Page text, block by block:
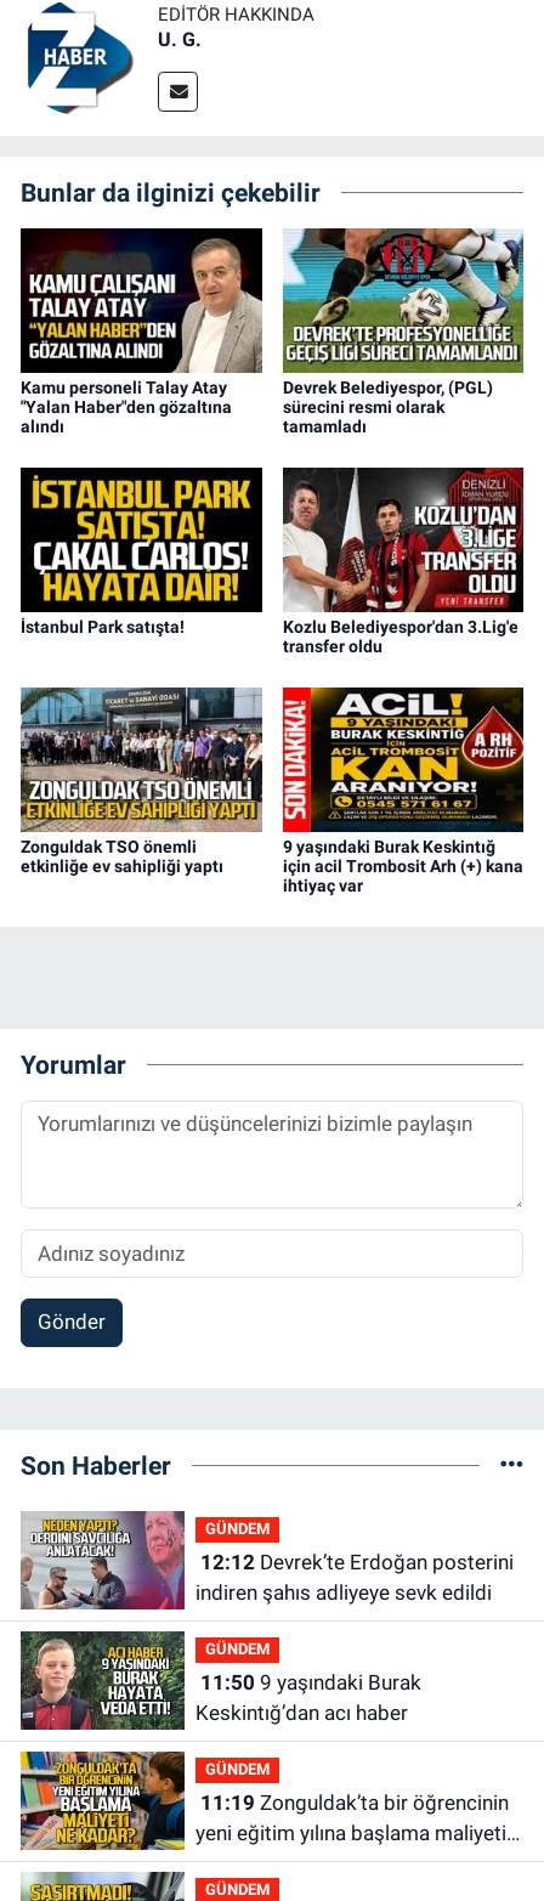
EDITÖR HAKKINDA
U. G.
Bunlar da ilginizi çekebilir
Kamu personeli Talay Atay
"Yalan Haber"den gözaltına
alındı
Devrek Belediyespor, (PGL)
sürecini resmi olarak
tamamladı
İstanbul Park satışta!
Kozlu Belediyespor'dan 3.Lig'e
transfer oldu
Zonguldak TSO önemli
etkinliğe ev sahipliği yaptı
9 yaşındaki Burak Keskintığ
için acil Trombosit Arh (+) kana
ihtiyaç var
Yorumlar
Gönder
Son Haberler
GÜNDEM
12:12Devrek’te Erdoğan posterini
indiren şahıs adliyeye sevk edildi
GÜNDEM
11:50
Keskintığ’dan acı haber
GÜNDEM
11:19
yeni eğitim yılına başlama maliyeti
ne kadar?
GÜNDEM